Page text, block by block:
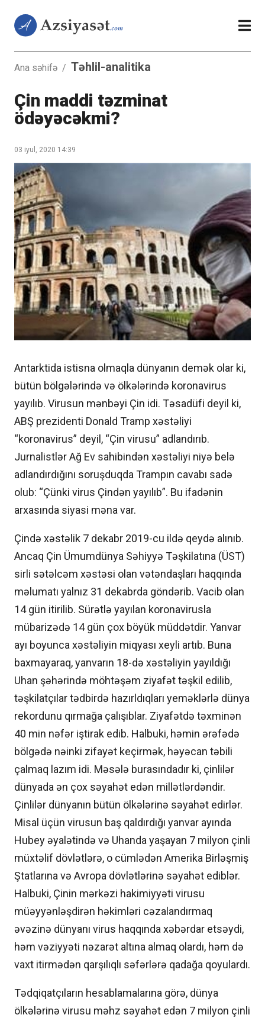
Ana səhifə / Təhlil-analitika
Çin maddi təzminat
ödəyəcəkmi?
03 iyul, 2020 14:39
Antarktida istisna olmaqla dünyanın demək olar ki,
bütün bölgələrində və ölkələrində koronavirus
yayılıb. Virusun mənbəyi Çin idi. Təsadüfi deyil ki,
ABŞ prezidenti Donald Tramp xəstəliyi
“koronavirus” deyil, “Çin virusu” adlandırıb.
Jurnalistlər Ağ Ev sahibindən xəstəliyi niyə belə
adlandırdığını soruşduqda Trampın cavabı sadə
olub: “Çünki virus Çindən yayılıb”. Bu ifadənin
arxasında siyasi məna var.
Çində xəstəlik 7 dekabr 2019-cu ildə qeydə alınıb.
Ancaq Çin Ümumdünya Səhiyyə Təşkilatına (ÜST)
sirli sətəlcəm xəstəsi olan vətəndaşları haqqında
məlumatı yalnız 31 dekabrda göndərib. Vacib olan
14 gün itirilib. Sürətlə yayılan koronavirusla
mübarizədə 14 gün çox böyük müddətdir. Yanvar
ayı boyunca xəstəliyin miqyası xeyli artıb. Buna
baxmayaraq, yanvarın 18-də xəstəliyin yayıldığı
Uhan şəhərində möhtəşəm ziyafət təşkil edilib,
təşkilatçılar tədbirdə hazırldıqları yeməklərlə dünya
rekordunu qırmağa çalışıblar. Ziyafətdə təxminən
40 min nəfər iştirak edib. Halbuki, həmin ərəfədə
bölgədə nəinki zifayət keçirmək, həyəcan təbili
çalmaq lazım idi. Məsələ burasındadır ki, çinlilər
dünyada ən çox səyahət edən millətlərdəndir.
Çinlilər dünyanın bütün ölkələrinə səyahət edirlər.
Misal üçün virusun baş qaldırdığı yanvar ayında
Hubey əyalətində və Uhanda yaşayan 7 milyon çinli
müxtəlif dövlətlərə, o cümlədən Amerika Birləşmiş
Ştatlarına və Avropa dövlətlərinə səyahət ediblər.
Halbuki, Çinin mərkəzi hakimiyyəti virusu
müəyyənləşdirən həkimləri cəzalandırmaq
əvəzinə dünyanı virus haqqında xəbərdar etsəydi,
həm vəziyyəti nəzarət altına almaq olardı, həm də
vaxt itirmədən qarşılıqlı səfərlərə qadağa qoyulardı.
Tədqiqatçıların hesablamalarına görə, dünya
ölkələrinə virusu məhz səyahət edən 7 milyon çinli